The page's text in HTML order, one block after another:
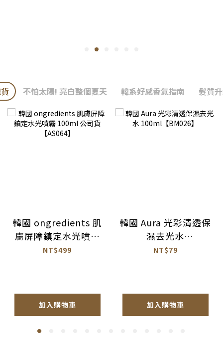
不怕太陽! 亮白整個夏天 韓系好感香氣指南 髮質
韓國 ongredients 肌
膚屏障鎮定水光噴霧
100ml 公司貨
NT$499
加入購物車
韓國 Aura 光彩清透保
濕去光水
100ml【BM026】
NT$79
加入購物車